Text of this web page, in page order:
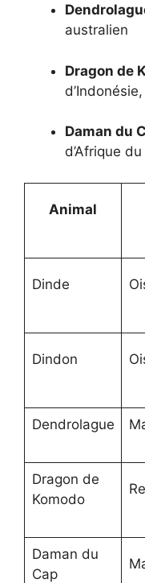
australien
Dragon de
Daman du
d’Afrique
Animal
Dinde
Dindon
Dendrolague
Dragon de
Komodo
Daman du
Cap